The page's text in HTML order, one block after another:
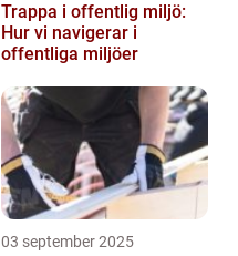
Trappa i offentlig miljö:
Hur vi navigerar i
offentliga miljöer
03 september 2025